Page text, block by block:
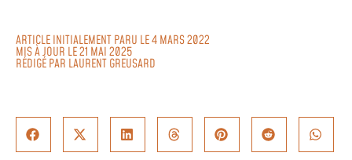
ARTICLE INITIALEMENT PARU LE 4 MARS 2022
MIS À JOUR LE 21 MAI 2025
RÉDIGÉ PAR LAURENT GREUSARD